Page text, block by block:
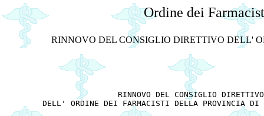
Ordine dei
RINNOVO DEL CONSIGLIO DIRETTIVO DELL'
			RINNOVO DEL CONSIGLIO DIRETTIVO